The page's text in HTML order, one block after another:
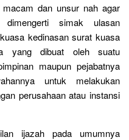
dan unsur nah agar
simak ulasan
kedinasan surat kuasa
yang dibuat oleh suatu
maupun pejabatnya
untuk melakukan
perusahaan atau instansi
ijazah pada umumnya